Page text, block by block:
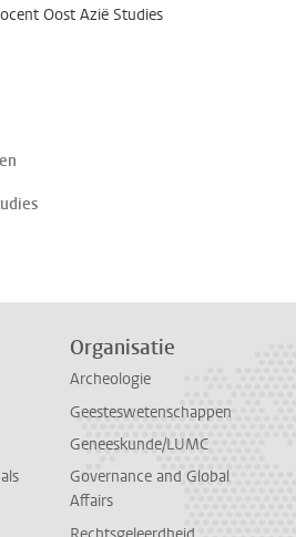
Oost Azië Studies
Organisatie
Archeologie
Geesteswetenschappen
Geneeskunde/LUMC
Governance and Global
Affairs